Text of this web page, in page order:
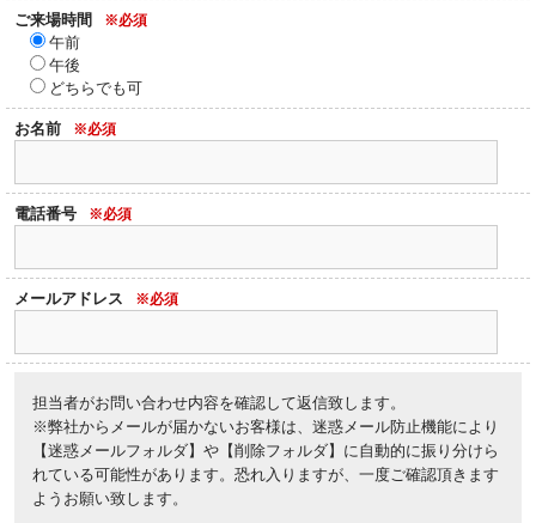
ご来場時間 ※必須
午前
午後
どちらでも可
お名前 ※必須
電話番号 ※必須
メールアドレス ※必須
担当者がお問い合わせ内容を確認して返信致します。
※弊社からメールが届かないお客様は、迷惑メール防止機能により
【迷惑メールフォルダ】や【削除フォルダ】に自動的に振り分けら
れている可能性があります。恐れ入りますが、一度ご確認頂きます
ようお願い致します。